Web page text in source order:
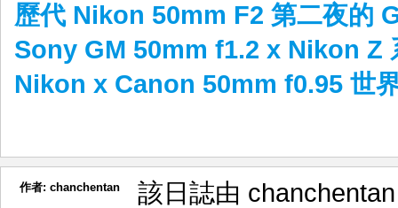
歷代 Nikon 50mm F2 第二夜的
Sony GM 50mm f1.2 x Nikon Z
Nikon x Canon 50mm f0.95 世
作者: chanchentan
該日誌由